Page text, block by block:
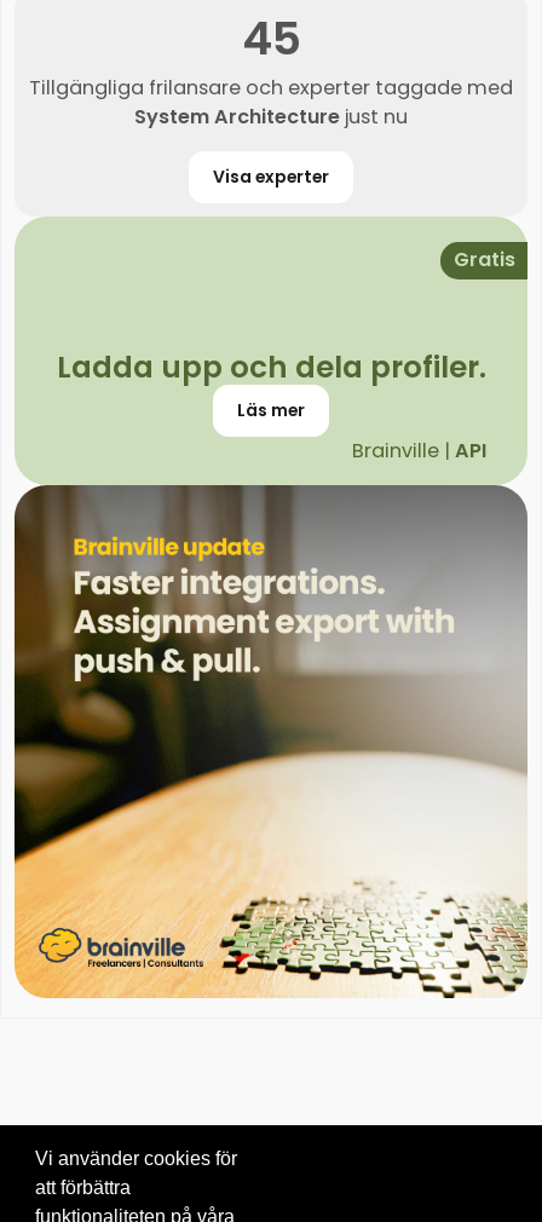
45
Tillgängliga frilansare och experter taggade med
System Architecture just nu
Visa experter
Gratis
Ladda upp och dela profiler.
Läs mer
Brainville | API
Vi använder cookies för
att förbättra
funktionaliteten på våra